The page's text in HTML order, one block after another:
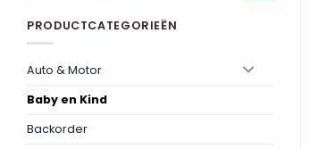
PRODUCTCATEGORIEËN
Auto & Motor
Baby en Kind
Backorder